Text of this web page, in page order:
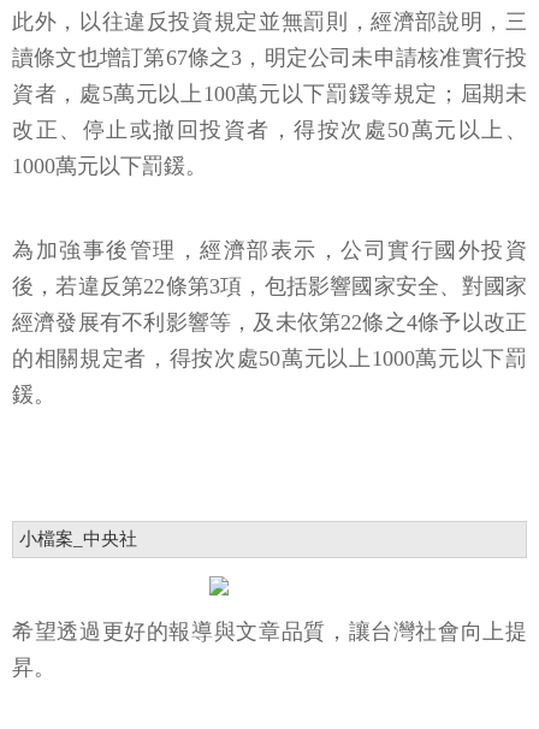
此外，以往違反投資規定並無罰則，經濟部說明，三
讀條文也增訂第67條之3，明定公司未申請核准實行投
資者，處5萬元以上100萬元以下罰鍰等規定；屆期未
改正、停止或撤回投資者，得按次處50萬元以上、
1000萬元以下罰鍰。
為加強事後管理，經濟部表示，公司實行國外投資
後，若違反第22條第3項，包括影響國家安全、對國家
經濟發展有不利影響等，及未依第22條之4條予以改正
的相關規定者，得按次處50萬元以上1000萬元以下罰
鍰。
小檔案_中央社
希望透過更好的報導與文章品質，讓台灣社會向上提
昇。